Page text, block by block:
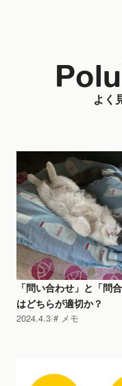
よく
「問い合わせ」と「問合
はどちらが適切か？
2024.4.3 メモ